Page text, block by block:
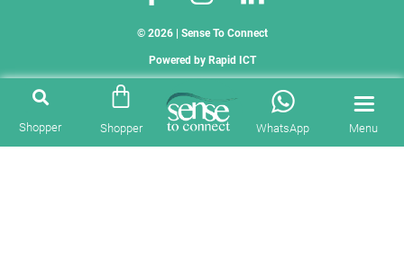
© 2026 | Sense To Connect
Powered by Rapid ICT
Shopper Shopper WhatsApp Menu